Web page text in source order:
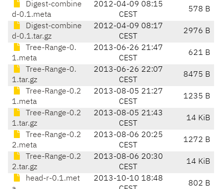
Digest-combine
d-0.1.meta
2012-04-09 08:15
CEST
578 B
Digest-combine
d-0.1.tar.gz
2012-04-09 08:17
CEST
2976 B
Tree-Range-0.
1.meta
2013-06-26 21:47
CEST
621 B
Tree-Range-0.
1.tar.gz
2013-06-26 22:07
CEST
8475 B
Tree-Range-0.2
1.meta
2013-08-05 21:27
CEST
1235 B
Tree-Range-0.2
1.tar.gz
2013-08-05 21:43
CEST
14 KiB
Tree-Range-0.2
2.meta
2013-08-06 20:25
CEST
1272 B
Tree-Range-0.2
2.tar.gz
2013-08-06 20:30
CEST
14 KiB
head-r-0.1.met
2013-10-10 18:48
802 B